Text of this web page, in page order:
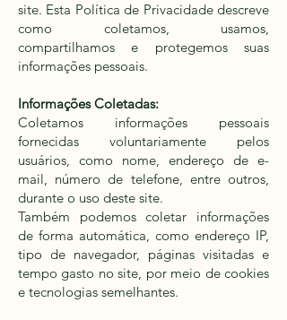
site. Esta Política de Privacidade descreve
como coletamos, usamos,
compartilhamos e protegemos suas
informações pessoais.
Informações Coletadas:
Coletamos informações pessoais
fornecidas voluntariamente pelos
usuários, como nome, endereço de e-
mail, número de telefone, entre outros,
durante o uso deste site.
Também podemos coletar informações
de forma automática, como endereço IP,
tipo de navegador, páginas visitadas e
tempo gasto no site, por meio de cookies
e tecnologias semelhantes.